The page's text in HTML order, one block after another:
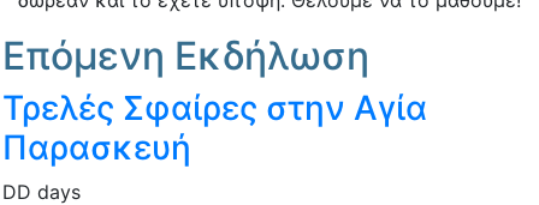
Επόμενη Εκδήλωση
Τρελές Σφαίρες στην Αγία
Παρασκευή
DD days